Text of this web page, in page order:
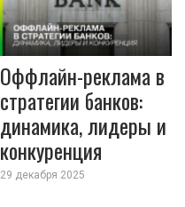
Оффлайн-реклама в
стратегии банков:
динамика, лидеры и
конкуренция
29 декабря 2025